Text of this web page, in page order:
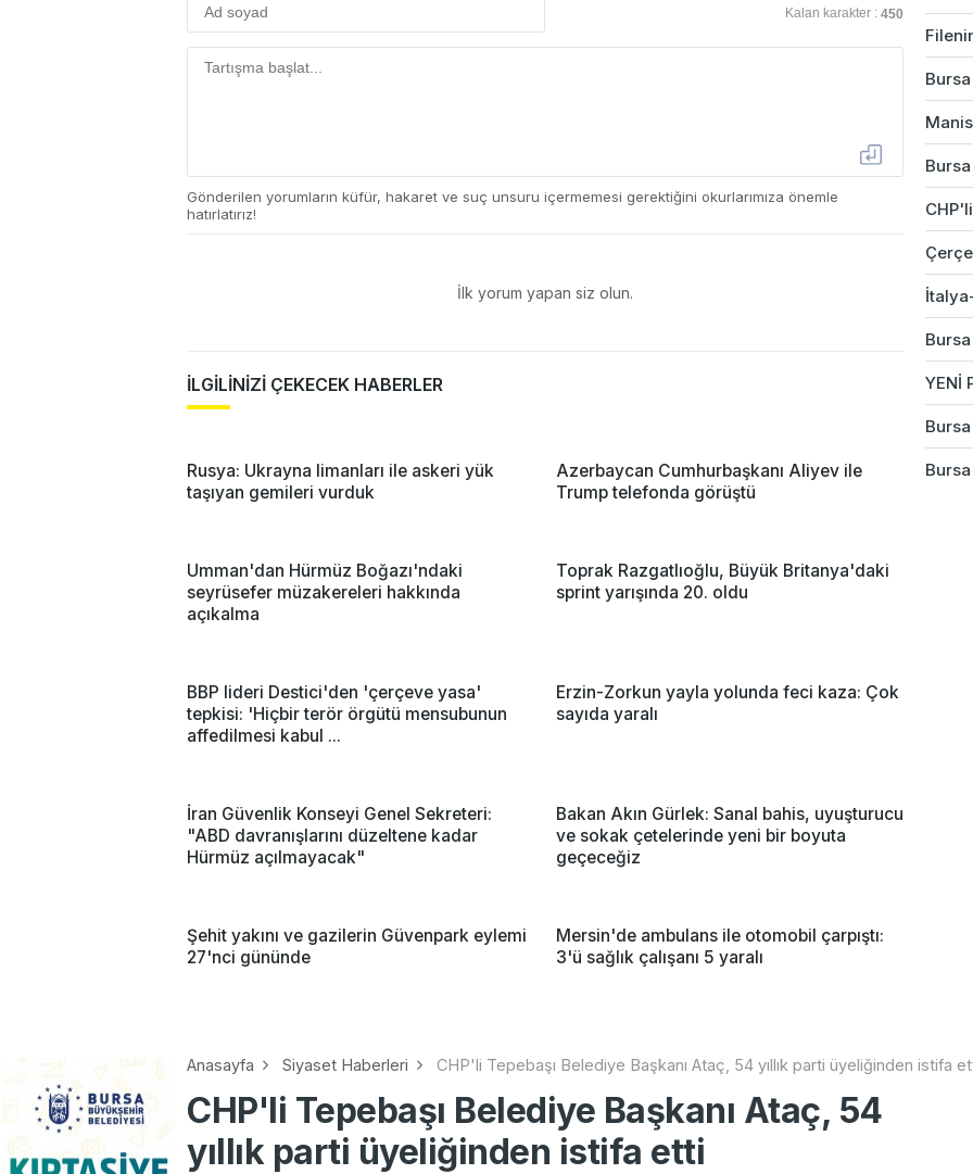
Kalan karakter : 450
Gönderilen yorumların küfür, hakaret ve suç unsuru içermemesi gerektiğini okurlarımıza önemle
hatırlatırız!
İlk yorum yapan siz olun.
İLGİLİNİZİ ÇEKECEK HABERLER
Rusya: Ukrayna limanları ile askeri yük
taşıyan gemileri vurduk
Azerbaycan Cumhurbaşkanı Aliyev ile
Trump telefonda görüştü
Umman'dan Hürmüz Boğazı'ndaki
seyrüsefer müzakereleri hakkında
açıkalma
Toprak Razgatlıoğlu, Büyük Britanya'daki
sprint yarışında 20. oldu
BBP lideri Destici'den 'çerçeve yasa'
tepkisi: 'Hiçbir terör örgütü mensubunun
affedilmesi kabul ...
Erzin-Zorkun yayla yolunda feci kaza: Çok
sayıda yaralı
İran Güvenlik Konseyi Genel Sekreteri:
"ABD davranışlarını düzeltene kadar
Hürmüz açılmayacak"
Bakan Akın Gürlek: Sanal bahis, uyuşturucu
ve sokak çetelerinde yeni bir boyuta
geçeceğiz
Şehit yakını ve gazilerin Güvenpark eylemi
27'nci gününde
Mersin'de ambulans ile otomobil çarpıştı:
3'ü sağlık çalışanı 5 yaralı
YENİ
Anasayfa Siyaset Haberleri CHP'li Tepebaşı Belediye Başkanı Ataç, 54 yıllık parti üyeliğinden istifa
CHP'li Tepebaşı Belediye Başkanı Ataç, 54
yıllık parti üyeliğinden istifa etti